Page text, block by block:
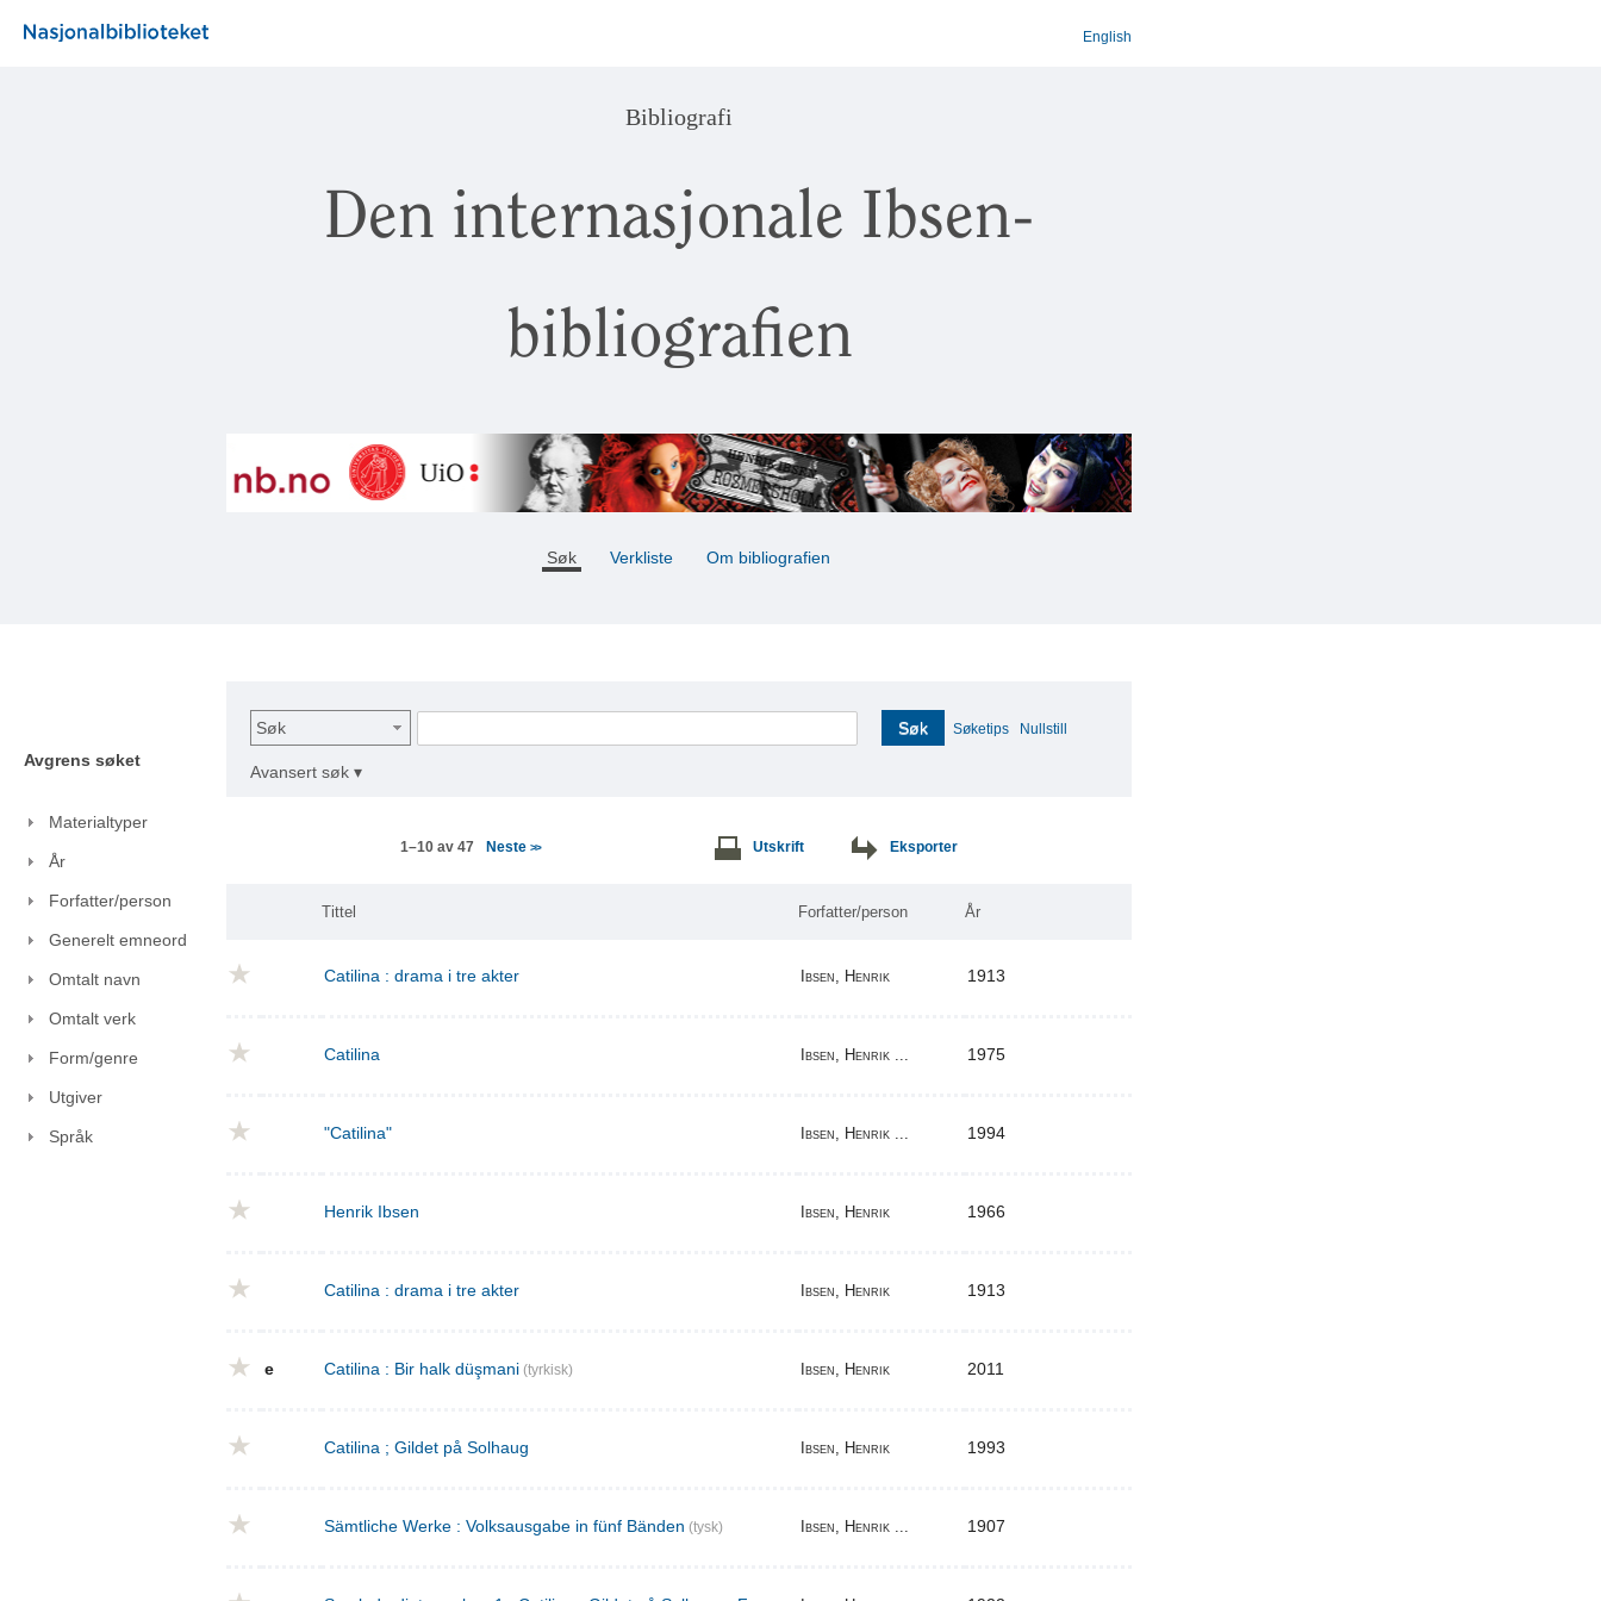
English
Bibliografi
Den internasjonale Ibsen-
bibliografien
Søk Verkliste Om bibliografien
Avgrens søket
Materialtyper
År
Forfatter/person
Generelt emneord
Omtalt navn
Omtalt verk
Form/genre
Utgiver
Språk
Søk Søk Søketips Nullstill
Avansert søk ▾
1–10 av 47 Neste>> Utskrift Eksporter
Tittel Forfatter/person År
Catilina : drama i tre akter Ibsen, Henrik 1913
Catilina Ibsen, Henrik ... 1975
"Catilina" Ibsen, Henrik ... 1994
Henrik Ibsen Ibsen, Henrik 1966
Catilina : drama i tre akter Ibsen, Henrik 1913
e Catilina : Bir halk düşmani (tyrkisk) Ibsen, Henrik 2011
Catilina ; Gildet på Solhaug Ibsen, Henrik 1993
Sämtliche Werke : Volksausgabe in fünf Bänden (tysk) Ibsen, Henrik ... 1907